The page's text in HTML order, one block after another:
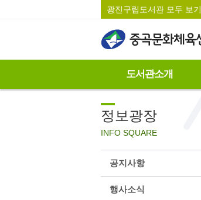
광진구립도서관 모두 보기
도서관소개
정보광장
INFO SQUARE
공지사항
행사소식